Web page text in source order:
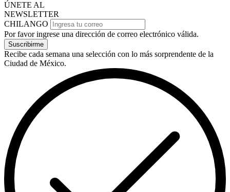
ÚNETE AL
NEWSLETTER
CHILANGO
Por favor ingrese una dirección de correo electrónico válida.
Suscribirme
Recibe cada semana una selección con lo más sorprendente de la
Ciudad de México.